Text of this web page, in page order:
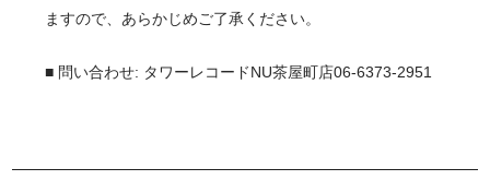
ますので、あらかじめご了承ください。
■ 問い合わせ: タワーレコードNU茶屋町店06-6373-2951